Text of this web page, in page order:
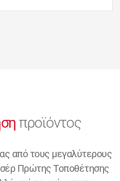
προϊόντος
από τους μεγαλύτερους
Πρώτης Τοποθέτησης